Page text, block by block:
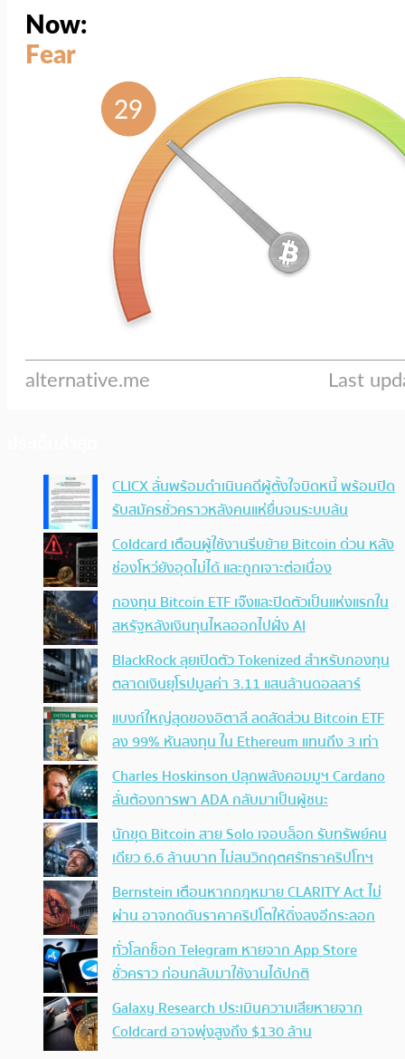
CLICX ลั่นพร้อมดำเนินคดีผู้ตั้งใจบิดหนี้ พร้อมปิด
รับสมัครชั่วคราวหลังคนแห่ยื่นจนระบบล้น
Coldcard เตือนผู้ใช้งานรีบย้าย Bitcoin ด่วน หลัง
ช่องโหว่ยังอุดไม่ได้ และถูกเจาะต่อเนื่อง
กองทุน Bitcoin ETF เจ๊งและปิดตัวเป็นแห่งแรกใน
สหรัฐหลังเงินทุนไหลออกไปฝั่ง AI
BlackRock ลุยเปิดตัว Tokenized สำหรับกองทุน
ตลาดเงินยุโรปมูลค่า 3.11 แสนล้านดอลลาร์
แบงก์ใหญ่สุดของอิตาลี ลดสัดส่วน Bitcoin ETF
ลง 99% หันลงทุน ใน Ethereum แทนถึง 3 เท่า
Charles Hoskinson ปลุกพลังคอมมูฯ Cardano
ลั่นต้องการพา ADA กลับมาเป็นผู้ชนะ
นักขุด Bitcoin สาย Solo เจอบล็อก รับทรัพย์คน
เดียว 6.6 ล้านบาท ไม่สนวิกฤตศรัทธาคริปโทฯ
Bernstein เตือนหากกฎหมาย CLARITY Act ไม่
ผ่าน อาจกดดันราคาคริปโตให้ดิ่งลงอีกระลอก
ทั่วโลกช็อก Telegram หายจาก App Store
ชั่วคราว ก่อนกลับมาใช้งานได้ปกติ
Galaxy Research ประเมินความเสียหายจาก
Coldcard อาจพุ่งสูงถึง $130 ล้าน